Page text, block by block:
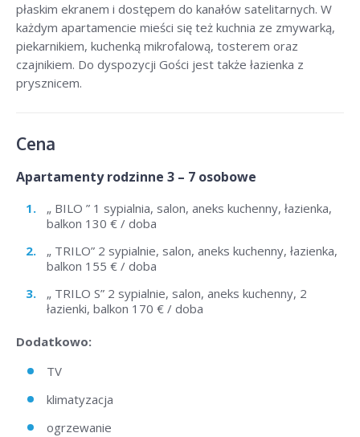
płaskim ekranem i dostępem do kanałów satelitarnych. W
każdym apartamencie mieści się też kuchnia ze zmywarką,
piekarnikiem, kuchenką mikrofalową, tosterem oraz
czajnikiem. Do dyspozycji Gości jest także łazienka z
prysznicem.
Cena
Apartamenty rodzinne 3 – 7 osobowe
„ BILO ” 1 sypialnia, salon, aneks kuchenny, łazienka,
balkon 130 € / doba
„ TRILO” 2 sypialnie, salon, aneks kuchenny, łazienka,
balkon 155 € / doba
„ TRILO S” 2 sypialnie, salon, aneks kuchenny, 2
łazienki, balkon 170 € / doba
Dodatkowo:
TV
klimatyzacja
ogrzewanie